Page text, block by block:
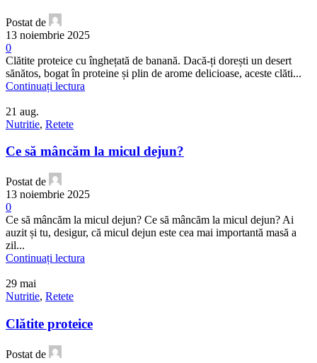
Postat de
13 noiembrie 2025
0
Clătite proteice cu înghețată de banană. Dacă-ți dorești un desert
sănătos, bogat în proteine și plin de arome delicioase, aceste clăti...
Continuați lectura
21 aug.
Nutritie, Retete
Ce să mâncăm la micul dejun?
Postat de
13 noiembrie 2025
0
Ce să mâncăm la micul dejun? Ce să mâncăm la micul dejun? Ai
auzit și tu, desigur, că micul dejun este cea mai importantă masă a
zil...
Continuați lectura
29 mai
Nutritie, Retete
Clătite proteice
Postat de